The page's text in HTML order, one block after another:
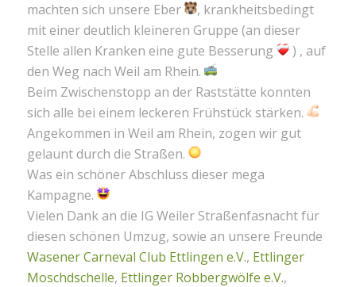
machten sich unsere Eber
, krankheitsbedingt
mit einer deutlich kleineren Gruppe (an dieser
Stelle allen Kranken eine gute Besserung
) , auf
den Weg nach Weil am Rhein.
Beim Zwischenstopp an der Raststätte konnten
sich alle bei einem leckeren Frühstück stärken.
Angekommen in Weil am Rhein, zogen wir gut
gelaunt durch die Straßen.
Was ein schöner Abschluss dieser mega
Kampagne.
Vielen Dank an die IG Weiler Straßenfasnacht für
diesen schönen Umzug, sowie an unsere Freunde
Wasener Carneval Club Ettlingen e.V., Ettlinger
Moschdschelle, Ettlinger Robbergwölfe e.V.,